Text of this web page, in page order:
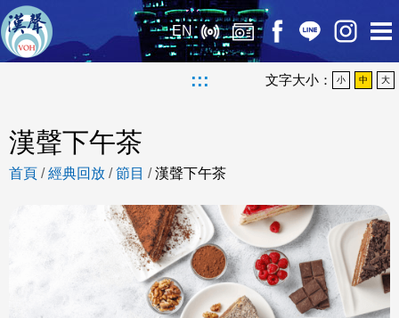
EN
::: 文字大小： 小 中 大
漢聲下午茶
首頁 /經典回放 /節目 /漢聲下午茶